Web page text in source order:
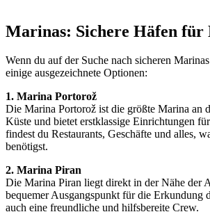
Marinas: Sichere Häfen für
Wenn du auf der Suche nach sicheren
einige ausgezeichnete Optionen:
1. Marina Portorož
Die Marina Portorož ist die größte Marina an
Küste und bietet erstklassige Einrichtungen
findest du Restaurants, Geschäfte und alles,
benötigst.
2. Marina Piran
Die Marina Piran liegt direkt in der Nähe der
bequemer Ausgangspunkt für die Erkundung
auch eine freundliche und hilfsbereite Crew.